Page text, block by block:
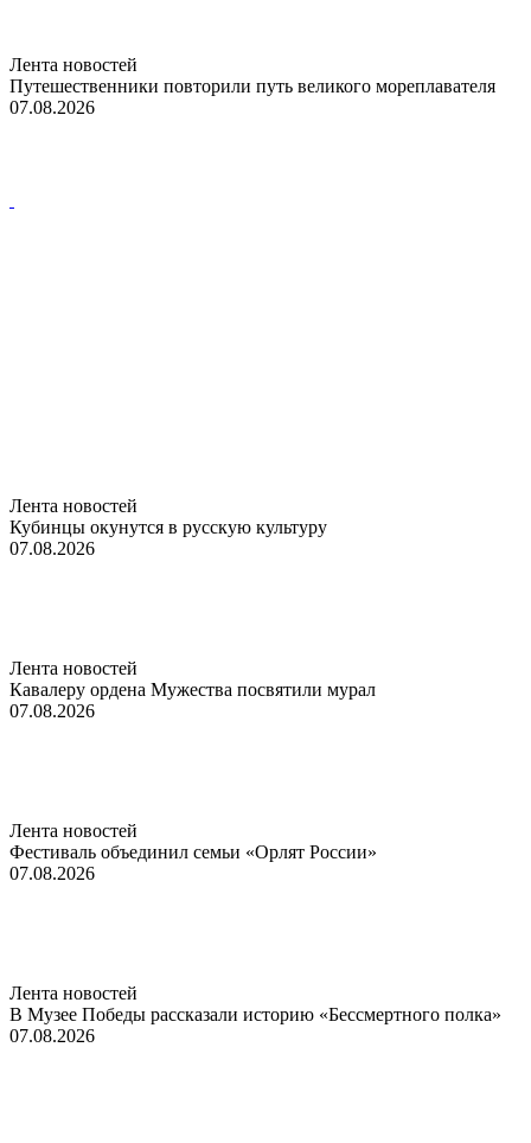
Лента новостей
Путешественники повторили путь великого мореплавателя
07.08.2026
Лента новостей
Кубинцы окунутся в русскую культуру
07.08.2026
Лента новостей
Кавалеру ордена Мужества посвятили мурал
07.08.2026
Лента новостей
Фестиваль объединил семьи «Орлят России»
07.08.2026
Лента новостей
В Музее Победы рассказали историю «Бессмертного полка»
07.08.2026